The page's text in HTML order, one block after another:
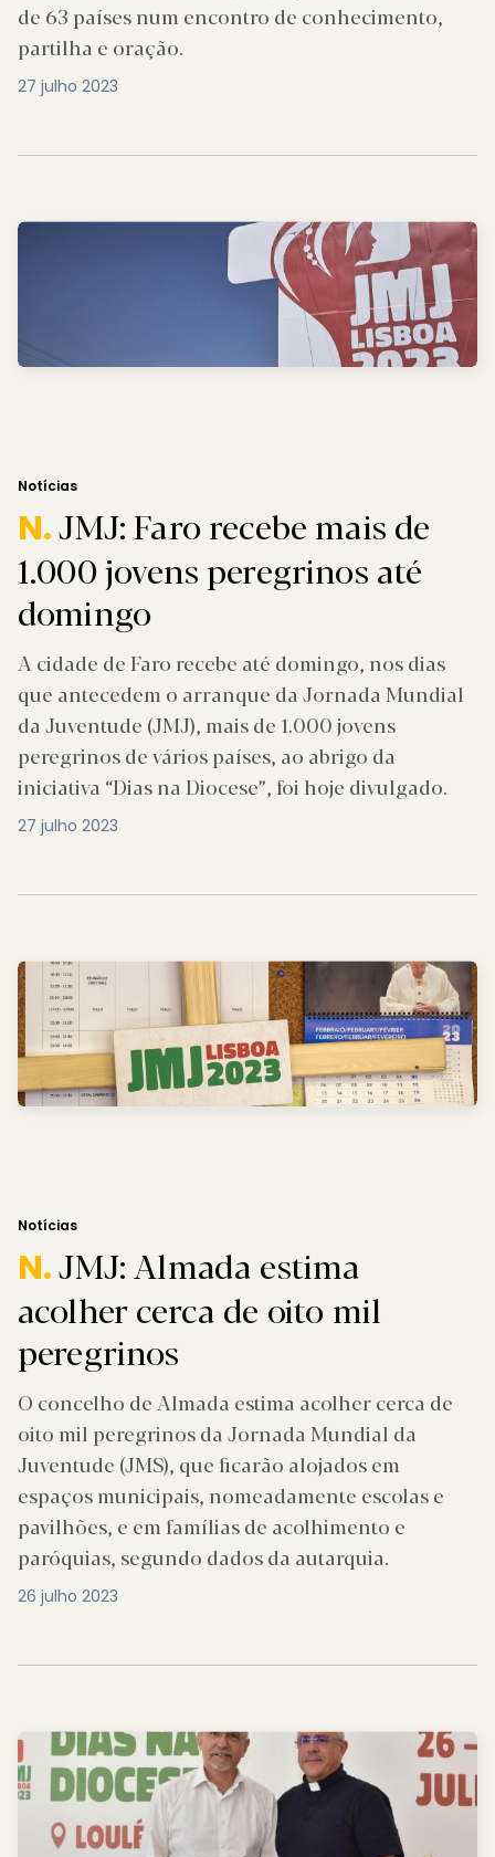
de 63 países num encontro de conhecimento,
partilha e oração.
27 julho 2023
Notícias
N.JMJ: Faro recebe mais de
1.000 jovens peregrinos até
domingo
A cidade de Faro recebe até domingo, nos dias
que antecedem o arranque da Jornada Mundial
da Juventude (JMJ), mais de 1.000 jovens
peregrinos de vários países, ao abrigo da
iniciativa “Dias na Diocese”, foi hoje divulgado.
27 julho 2023
Notícias
N.JMJ: Almada estima
acolher cerca de oito mil
peregrinos
O concelho de Almada estima acolher cerca de
oito mil peregrinos da Jornada Mundial da
Juventude (JMS), que ficarão alojados em
espaços municipais, nomeadamente escolas e
pavilhões, e em famílias de acolhimento e
paróquias, segundo dados da autarquia.
26 julho 2023